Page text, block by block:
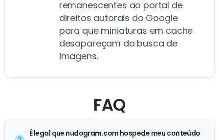
remanescentes ao portal de
direitos autorais do Google
para que miniaturas em cache
desapareçam da busca de
imagens.
FAQ
É legal que nudogram.com hospede meu conteúdo